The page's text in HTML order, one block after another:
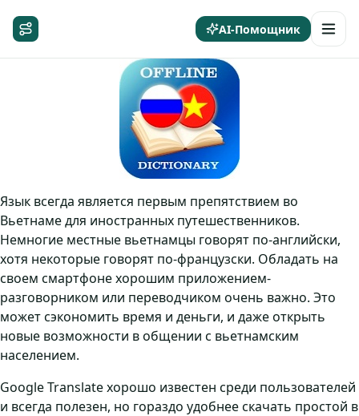
AI-Помощник
Язык всегда является первым препятствием во
Вьетнаме для иностранных путешественников.
Немногие местные вьетнамцы говорят по-английски,
хотя некоторые говорят по-французски. Обладать на
своем смартфоне хорошим приложением-
разговорником или переводчиком очень важно. Это
может сэкономить время и деньги, и даже открыть
новые возможности в общении с вьетнамским
населением.
Google Translate хорошо известен среди пользователей
и всегда полезен, но гораздо удобнее скачать простой в